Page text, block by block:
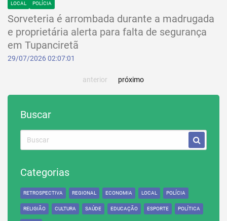
LOCAL POLÍCIA
Sorveteria é arrombada durante a madrugada
e proprietária alerta para falta de segurança
em Tupanciretã
29/07/2026 02:07:01
anterior próximo
Buscar
Categorias
RETROSPECTIVA REGIONAL ECONOMIA LOCAL POLÍCIA
RELIGIÃO CULTURA SAÚDE EDUCAÇÃO ESPORTE POLÍTICA